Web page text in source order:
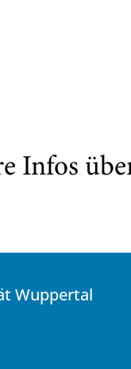
Infos
Wuppertal